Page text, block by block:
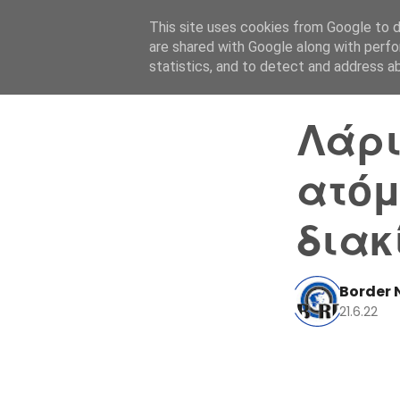
Border
21.6.22
This site uses cookies from Google to
are shared with Google along with
statistics, and to detect and address